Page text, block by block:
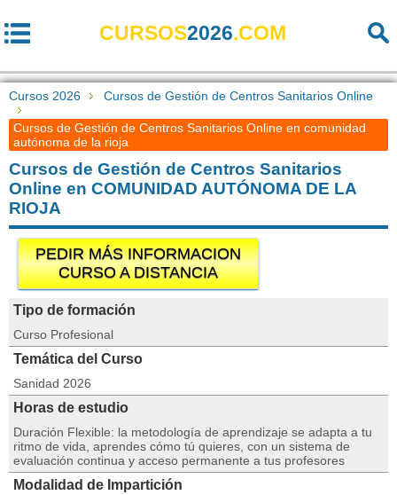
CURSOS2026.COM
Cursos 2026 Cursos de Gestión de Centros Sanitarios Online
Cursos de Gestión de Centros Sanitarios Online en comunidad
autónoma de la rioja
Cursos de Gestión de Centros Sanitarios
Online en COMUNIDAD AUTÓNOMA DE LA
RIOJA
PEDIR MÁS INFORMACION
CURSO A DISTANCIA
Tipo de formación
Curso Profesional
Temática del Curso
Sanidad 2026
Horas de estudio
Duración Flexible: la metodología de aprendizaje se adapta a tu
ritmo de vida, aprendes cómo tú quieres, con un sistema de
evaluación continua y acceso permanente a tus profesores
Modalidad de Impartición